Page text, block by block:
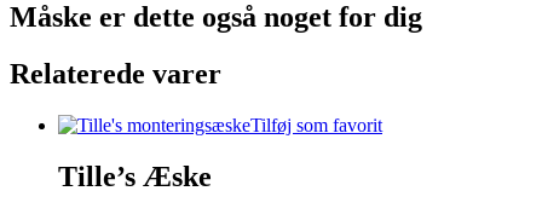
Måske er dette også noget for dig
Relaterede varer
Tilføj som favorit
Tille’s Æske